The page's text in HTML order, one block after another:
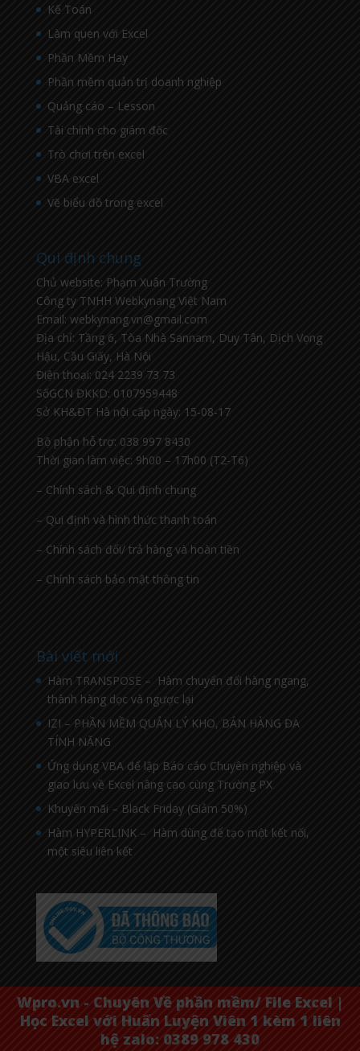
Wpro.vn - Chuyên Về phần mềm/ File Excel |
Học Excel với Huấn Luyện Viên 1 kèm 1 liên
hệ zalo: 0389 978 430
Kế Toán
Làm quen với Excel
Phần Mềm Hay
Phần mềm quản trị doanh nghiệp
Quảng cáo – Lesson
Tài chính cho giám đốc
Trò chơi trên excel
VBA excel
Vẽ biểu đồ trong excel
Qui định chung
Chủ website: Phạm Xuân Trường
Công ty TNHH Webkynang Việt Nam
Email: webkynang.vn@gmail.com
Địa chỉ: Tầng 6, Tòa Nhà Sannam, Duy Tân, Dịch Vọng
Hậu, Cầu Giấy, Hà Nội
Điện thoại: 024 2239 73 73
SốGCN ĐKKD: 0107959448
Sở KH&ĐT Hà nội cấp ngày: 15-08-17
Bộ phận hỗ trợ: 038 997 8430
Thời gian làm việc: 9h00 – 17h00 (T2-T6)
– Chính sách & Qui định chung
– Qui định và hình thức thanh toán
– Chính sách đổi/ trả hàng và hoàn tiền
– Chính sách bảo mật thông tin
Bài viết mới
Hàm TRANSPOSE – Hàm chuyển đổi hàng ngang,
thành hàng dọc và ngược lại
IZI – PHẦN MỀM QUẢN LÝ KHO, BÁN HÀNG ĐA
TÍNH NĂNG
Ứng dụng VBA để lập Báo cáo Chuyên nghiệp và
giao lưu về Excel nâng cao cùng Trường PX
Khuyến mãi – Black Friday (Giảm 50%)
Hàm HYPERLINK – Hàm dùng để tạo một kết nối,
một siêu liên kết